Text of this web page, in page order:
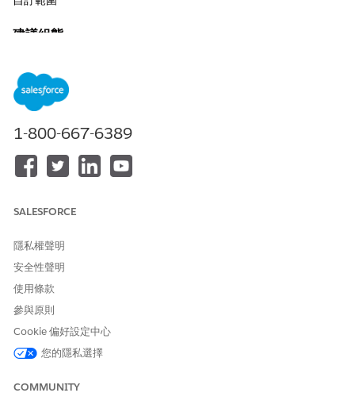
建議組態
控制概觀
外部應用程式僅與指定的受保護資源互動,而非整個組織資料集。
未設定安全性風險
的存取權杖取得過度控制和未經授權的功能功能。
威脅情況
具有不受限制自訂範圍的外部應用程式會遭到攻擊者入侵,該攻擊者
接著會使用增強權杖權限來執行管理指令或存取超出原始業務需求
的敏感資料。
估計 CVSS 分數範圍
1-800-667-6389
SALESFORCE
隱私權聲明
安全性聲明
使用條款
參與原則
Cookie 偏好設定中心
您的隱私選擇
COMMUNITY